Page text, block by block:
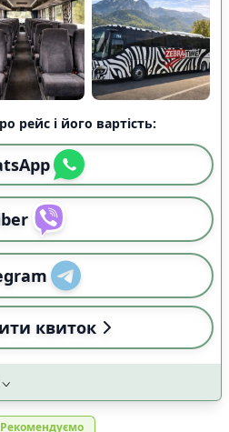
рейс і його вартість:
квиток
Рекомендуємо